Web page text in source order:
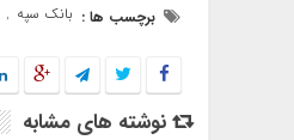
برچسب ها : بانک سپه ,
نوشته های مشابه